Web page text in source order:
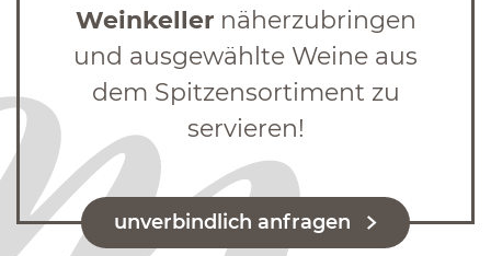
Weinkellernäherzubringen
und ausgewählte Weine aus
dem Spitzensortiment zu
servieren!
unverbindlich anfragen